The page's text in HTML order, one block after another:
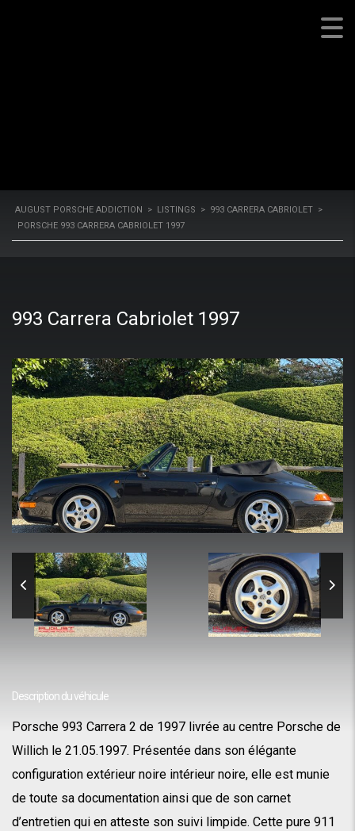
AUGUST PORSCHE ADDICTION > LISTINGS > 993 CARRERA CABRIOLET >
PORSCHE 993 CARRERA CABRIOLET 1997
993 Carrera Cabriolet 1997
Description du véhicule
Porsche 993 Carrera 2 de 1997 livrée au centre Porsche de
Willich le 21.05.1997. Présentée dans son élégante
configuration extérieur noire intérieur noire, elle est munie
de toute sa documentation ainsi que de son carnet
d’entretien qui en atteste son suivi limpide. Cette pure 911